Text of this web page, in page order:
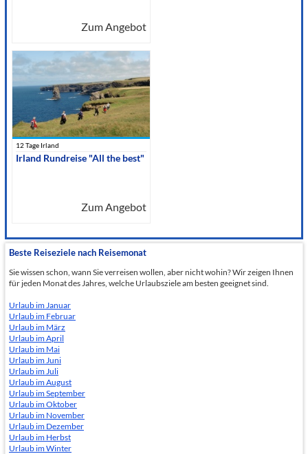
Zum Angebot
12 Tage Irland
Irland Rundreise "All the best"
Zum Angebot
Beste Reiseziele nach Reisemonat
Sie wissen schon, wann Sie verreisen wollen, aber nicht wohin? Wir zeigen Ihnen
für jeden Monat des Jahres, welche Urlaubsziele am besten geeignet sind.
Urlaub im Januar
Urlaub im Februar
Urlaub im März
Urlaub im April
Urlaub im Mai
Urlaub im Juni
Urlaub im Juli
Urlaub im August
Urlaub im September
Urlaub im Oktober
Urlaub im November
Urlaub im Dezember
Urlaub im Herbst
Urlaub im Winter